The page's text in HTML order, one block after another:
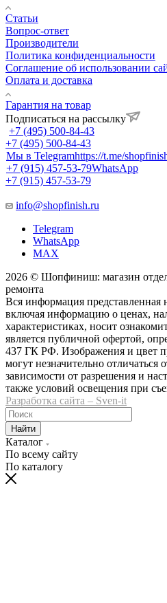
Статьи
Вопрос-ответ
Производители
Политика конфиденциальности
Соглашение об использовании
Оплата и доставка
Гарантия на товар
Подписаться на рассылку
+7 (495) 500-84-43
+7 (495) 500-84-43
Мы в Telegramhttps://t.me/
+7 (915) 457-53-79WhatsApp
+7 (915) 457-53-79
info@shopfinish.ru
Telegram
WhatsApp
MAX
2026 © Шопфиниш: магазин
ремонта
Вся информация представленная
включая информацию о ценах,
характеристиках, носит
является публичной офертой,
437 ГК РФ. Изображения и цвет
могут незначительно отличаться
зависимости от разрешения и
также условий освещения при
Разработка сайта – Sven-it
Найти
Каталог
По всему сайту
По каталогу